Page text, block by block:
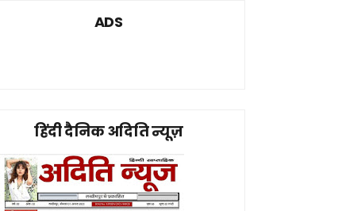
ADS
हिंदी दैनिक अदिति न्यूज़